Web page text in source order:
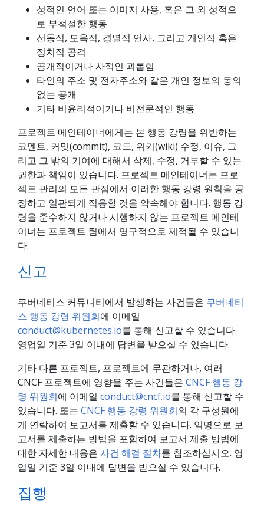
성적인 언어 또는 이미지 사용, 혹은 그 외 성적으
로 부적절한 행동
선동적, 모욕적, 경멸적 언사, 그리고 개인적 혹은
정치적 공격
공개적이거나 사적인 괴롭힘
타인의 주소 및 전자주소와 같은 개인 정보의 동의
없는 공개
기타 비윤리적이거나 비전문적인 행동
프로젝트 메인테이너에게는 본 행동 강령을 위반하는
코멘트, 커밋(commit), 코드, 위키(wiki) 수정, 이슈, 그
리고 그 밖의 기여에 대해서 삭제, 수정, 거부할 수 있는
권한과 책임이 있습니다. 프로젝트 메인테이너는 프로
젝트 관리의 모든 관점에서 이러한 행동 강령 원칙을 공
정하고 일관되게 적용할 것을 약속해야 합니다. 행동 강
령을 준수하지 않거나 시행하지 않는 프로젝트 메인테
이너는 프로젝트 팀에서 영구적으로 제적될 수 있습니
다.
신고
쿠버네티스 커뮤니티에서 발생하는 사건들은 쿠버네티
스 행동 강령 위원회에 이메일
conduct@kubernetes.io를 통해 신고할 수 있습니다.
영업일 기준 3일 이내에 답변을 받으실 수 있습니다.
기타 다른 프로젝트, 프로젝트에 무관하거나, 여러
CNCF 프로젝트에 영향을 주는 사건들은CNCF 행동 강
령 위원회에 이메일conduct@cncf.io를 통해 신고할 수
있습니다. 또는CNCF 행동 강령 위원회의 각 구성원에
게 연락하여 보고서를 제출할 수 있습니다. 익명으로 보
고서를 제출하는 방법을 포함하여 보고서 제출 방법에
대한 자세한 내용은사건 해결 절차를 참조하십시오. 영
업일 기준 3일 이내에 답변을 받으실 수 있습니다.
집행